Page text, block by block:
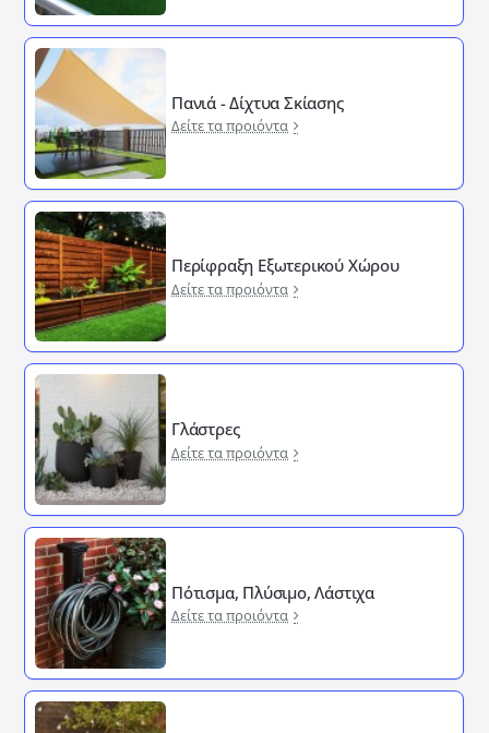
Πανιά - Δίχτυα Σκίασης
Δείτε τα προιόντα
Περίφραξη Εξωτερικού Χώρου
Δείτε τα προιόντα
Γλάστρες
Δείτε τα προιόντα
Πότισμα, Πλύσιμο, Λάστιχα
Δείτε τα προιόντα